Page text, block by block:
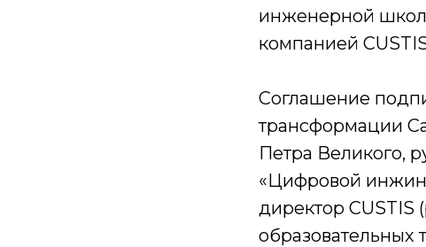
инженерной
компанией
Соглашение
трансформации
Петра Великого,
«Цифровой
директор
образовательных